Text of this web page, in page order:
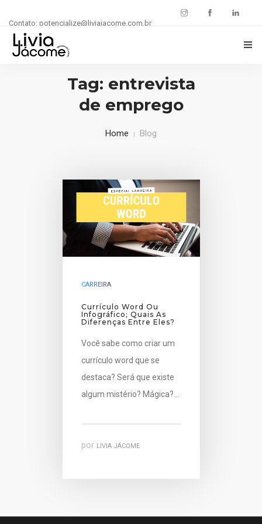
Contato: potencialize@liviajacome.com.br
POTENCIALIZE SUA CARREIRA
Tag: entrevista
de emprego
Home Blog
CARREIRA
Currículo Word Ou
Infográfico; Quais As
Diferenças Entre Eles?
Você sabe como criar um
currículo word que se
destaca? Será que existe
algum mistério? Mágica?…
por LIVIA JÁCOME